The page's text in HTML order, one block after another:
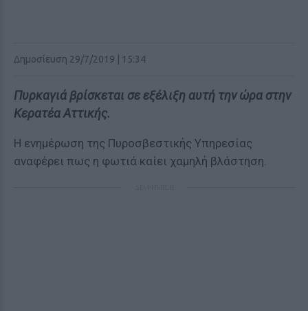
Δημοσίευση 29/7/2019 | 15:34
Πυρκαγιά βρίσκεται σε εξέλιξη αυτή την ώρα στην
Κερατέα Αττικής.
Η ενημέρωση της Πυροσβεστικής Υπηρεσίας
αναφέρει πως η φωτιά καίει χαμηλή βλάστηση.